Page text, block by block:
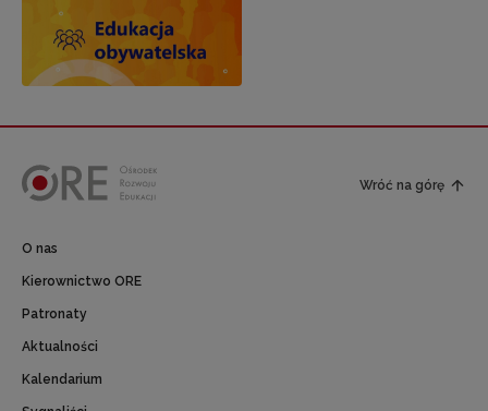
Wróć na górę
O nas
Kierownictwo ORE
Patronaty
Aktualności
Kalendarium